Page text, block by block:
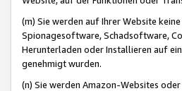
(m) Sie werden auf Ihrer Website
Spionagesoftware, Schadsoftware,
Herunterladen oder Installieren auf
genehmigt wurden.
(n) Sie werden Amazon-Websites